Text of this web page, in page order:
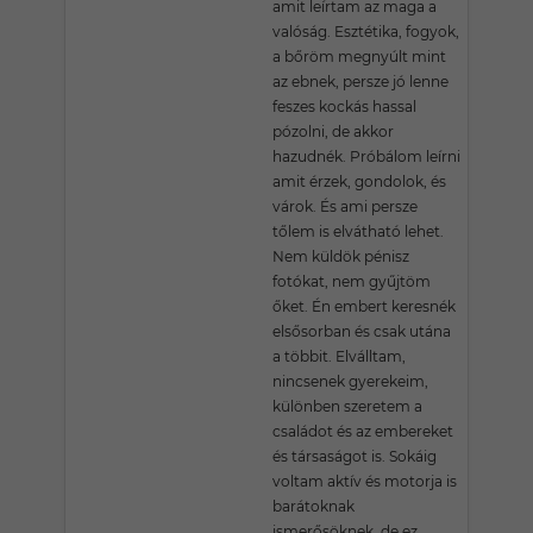
amit leírtam az maga a
valóság. Esztétika, fogyok,
a bőröm megnyúlt mint
az ebnek, persze jó lenne
feszes kockás hassal
pózolni, de akkor
hazudnék. Próbálom leírni
amit érzek, gondolok, és
várok. És ami persze
tőlem is elvátható lehet.
Nem küldök pénisz
fotókat, nem gyűjtöm
őket. Én embert keresnék
elsősorban és csak utána
a többit. Elválltam,
nincsenek gyerekeim,
különben szeretem a
családot és az embereket
és társaságot is. Sokáig
voltam aktív és motorja is
barátoknak